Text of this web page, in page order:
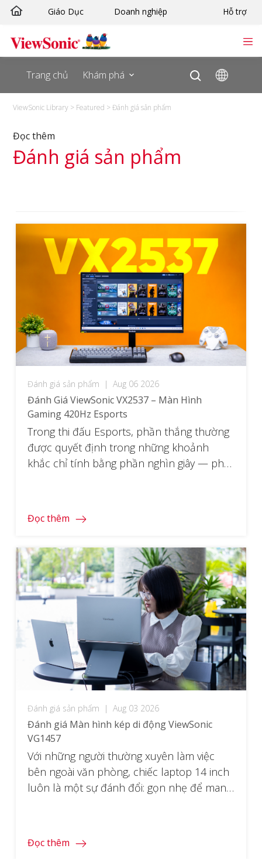
Skip
content
Giáo Dục Doanh nghiệp Hỗ trợ
Trang chủ Khám phá
ViewSonic Library > Featured >Đánh giá sản phẩm
Đọc thêm
Đánh giá sản phẩm
Đánh giá sản phẩm | Aug 06 2026
Đánh Giá ViewSonic VX2537 – Màn Hình
Gaming 420Hz Esports
Trong thi đấu Esports, phần thắng thường
được quyết định trong những khoảnh
khắc chỉ tính bằng phần nghìn giây — pha
khoảnh khắc đó: một màn hình gaming 25
Đọc thêm
Đánh giá sản phẩm | Aug 03 2026
Đánh giá Màn hình kép di động ViewSonic
VG1457
Với những người thường xuyên làm việc
bên ngoài văn phòng, chiếc laptop 14 inch
luôn là một sự đánh đổi: gọn nhẹ để mang
theo một cách […]
Đọc thêm